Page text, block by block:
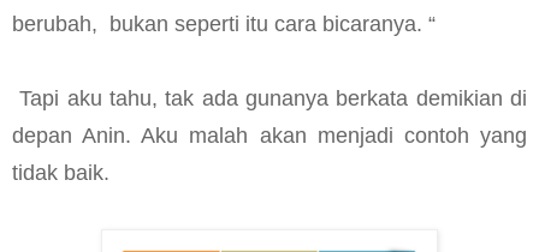
berubah, bukan seperti itu cara bicaranya. “
Tapi aku tahu, tak ada gunanya berkata demikian di
depan Anin. Aku malah akan menjadi contoh yang
tidak baik.